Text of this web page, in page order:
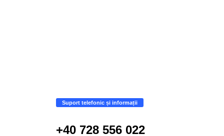
Suport telefonic și informații
+40 728 556 022